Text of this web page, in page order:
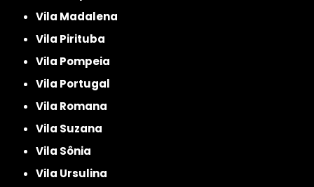
Vila Madalena
Vila Pirituba
Vila Pompeia
Vila Portugal
Vila Romana
Vila Suzana
Vila Sônia
Vila Ursulina